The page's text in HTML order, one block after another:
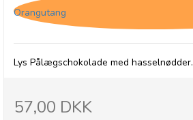
Orangutang
Lys Pålægschokolade med hasselnødder.
57,00 DKK